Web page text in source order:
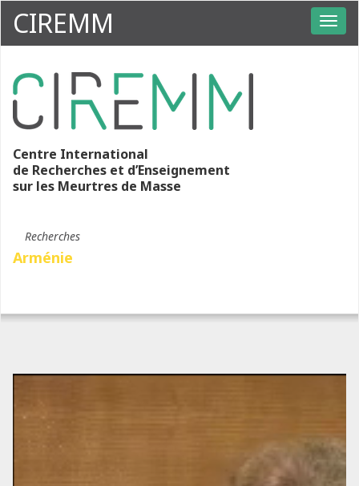
CIREMM
Centre International
de Recherches et d’Enseignement
sur les Meurtres de Masse
Recherches
Arménie